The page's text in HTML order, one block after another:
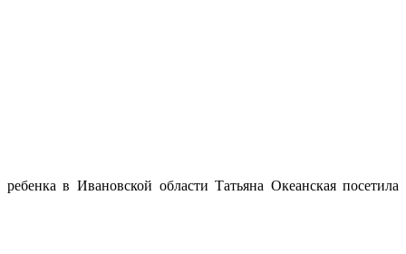
ребенка в Ивановской области Татьяна Океанская посетила